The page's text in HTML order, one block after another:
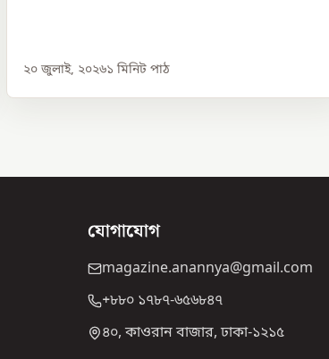
২০ জুলাই, ২০২৬১ মিনিট পাঠ
যোগাযোগ
magazine.anannya@gmail.com
+৮৮০ ১৭৮৭-৬৫৬৮৪৭
৪০, কাওরান বাজার, ঢাকা-১২১৫